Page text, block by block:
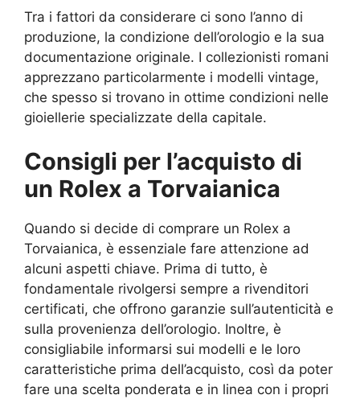
Tra i fattori da considerare ci sono l’anno di
produzione, la condizione dell’orologio e la sua
documentazione originale. I collezionisti romani
apprezzano particolarmente i modelli vintage,
che spesso si trovano in ottime condizioni nelle
gioiellerie specializzate della capitale.
Consigli per l’acquisto di
un Rolex a Torvaianica
Quando si decide di comprare un Rolex a
Torvaianica, è essenziale fare attenzione ad
alcuni aspetti chiave. Prima di tutto, è
fondamentale rivolgersi sempre a rivenditori
certificati, che offrono garanzie sull’autenticità e
sulla provenienza dell’orologio. Inoltre, è
consigliabile informarsi sui modelli e le loro
caratteristiche prima dell’acquisto, così da poter
fare una scelta ponderata e in linea con i propri